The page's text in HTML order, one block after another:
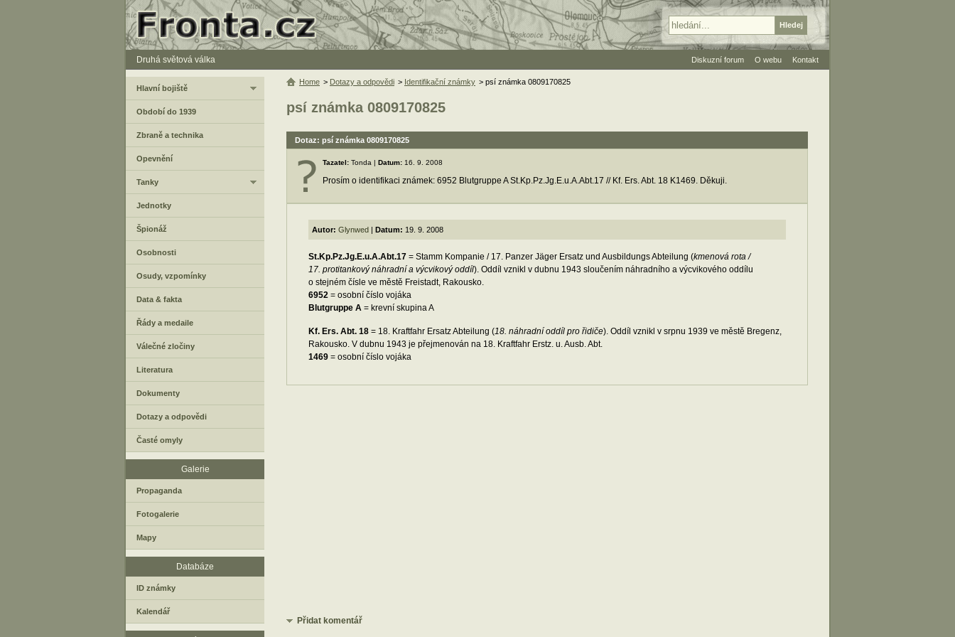
Druhá světová válka
psí známka 0809170825
Dotaz: psí známka 0809170825
Tazatel: Tonda | Datum: 16. 9. 2008
Prosím o identifikaci známek: 6952 Blutgruppe A St.Kp.Pz.Jg.E.u.A.Abt.17 // Kf. Ers. Abt. 18 K1469. Děkuji.
Autor: Glynwed | Datum: 19. 9. 2008
St.Kp.Pz.Jg.E.u.A.Abt.17 = Stamm Kompanie / 17. Panzer Jäger Ersatz und Ausbildungs Abteilung (kmenová rota /
17. protitankový náhradní a výcvikový oddíl). Oddíl vznikl v dubnu 1943 sloučením náhradního a výcvikového oddílu
o stejném čísle ve městě Freistadt, Rakousko.
6952 = osobní číslo vojáka
Blutgruppe A = krevní skupina A
Kf. Ers. Abt. 18 = 18. Kraftfahr Ersatz Abteilung (18. náhradní oddíl pro řidiče). Oddíl vznikl v srpnu 1939 ve městě Bregenz,
Rakousko. V dubnu 1943 je přejmenován na 18. Kraftfahr Erstz. u. Ausb. Abt.
1469 = osobní číslo vojáka
Home > Dotazy a odpovědi > Identifikační známky > psí známka 0809170825
Přidat komentář
Hlavní bojiště
Období do 1939
Zbraně a technika
Opevnění
Tanky
Jednotky
Špionáž
Osobnosti
Osudy, vzpomínky
Data & fakta
Řády a medaile
Válečné zločiny
Literatura
Dokumenty
Dotazy a odpovědi
Časté omyly
Galerie
Propaganda
Fotogalerie
Mapy
Databáze
ID známky
Kalendář
Diskuzní forum O webu Kontakt